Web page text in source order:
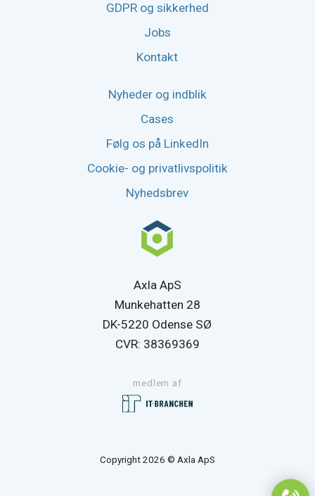
GDPR og sikkerhed
Jobs
Kontakt
Nyheder og indblik
Cases
Følg os på LinkedIn
Cookie- og privatlivspolitik
Nyhedsbrev
Axla ApS
Munkehatten 28
DK-5220 Odense SØ
CVR: 38369369
medlem af
Copyright 2026 © Axla ApS